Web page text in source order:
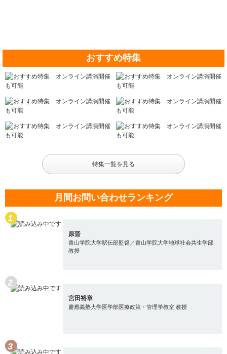
おすすめ特集
特集一覧を見る
月間お問い合わせランキング
原晋
青山学院大学駅伝部監督／青山学院大学地球社会共生学部
教授
宮田裕章
慶應義塾大学医学部医療政策・管理学教室 教授